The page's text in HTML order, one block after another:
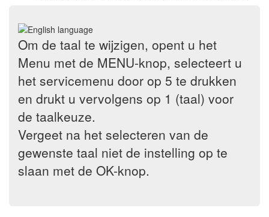
Om de taal te wijzigen, opent u het
Menu met de MENU-knop, selecteert u
het servicemenu door op 5 te drukken
en drukt u vervolgens op 1 (taal) voor
de taalkeuze.
Vergeet na het selecteren van de
gewenste taal niet de instelling op te
slaan met de OK-knop.